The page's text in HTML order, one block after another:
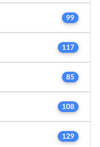
99
117
85
108
129